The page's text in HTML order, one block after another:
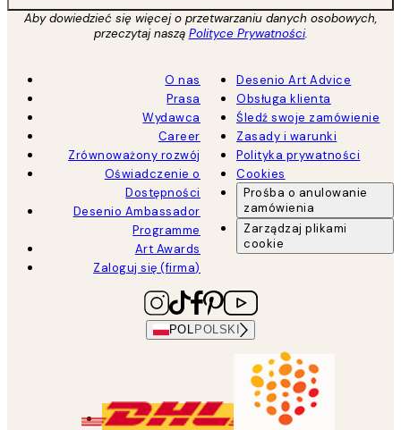
Aby dowiedzieć się więcej o przetwarzaniu danych osobowych,
przeczytaj naszą Polityce Prywatności.
O nas
Prasa
Wydawca
Career
Zrównoważony rozwój
Oświadczenie o
Dostępności
Desenio Ambassador
Programme
Art Awards
Zaloguj się (firma)
Desenio Art Advice
Obsługa klienta
Śledź swoje zamówienie
Zasady i warunki
Polityka prywatności
Cookies
Prośba o anulowanie
zamówienia
Zarządzaj plikami
cookie
POL POLSKI